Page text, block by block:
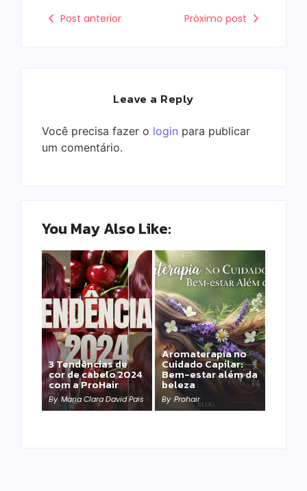
Post anterior Próximo post
Leave a Reply
Você precisa fazer o login para publicar
um comentário.
You May Also Like:
3 Tendências de
cor de cabelo 2024
com a ProHair
By Maria Clara David Pais
Aromaterapia no
Cuidado Capilar:
Bem-estar além da
beleza
By Prohair
Detox Capilar: Por
que remover
metais pesados
salva sua química?
By Prohair